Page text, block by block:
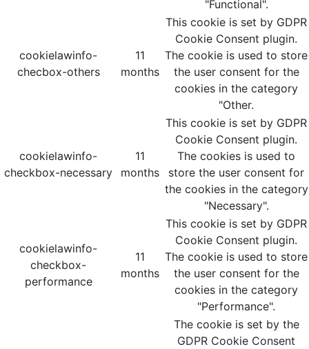
"Functional".
cookielawinfo-
checbox-others
11
months
This cookie is set by GDPR
Cookie Consent plugin.
The cookie is used to store
the user consent for the
cookies in the category
"Other.
cookielawinfo-
checkbox-necessary
11
months
This cookie is set by GDPR
Cookie Consent plugin.
The cookies is used to
store the user consent for
the cookies in the category
"Necessary".
cookielawinfo-
checkbox-
performance
11
months
This cookie is set by GDPR
Cookie Consent plugin.
The cookie is used to store
the user consent for the
cookies in the category
"Performance".
The cookie is set by the
GDPR Cookie Consent